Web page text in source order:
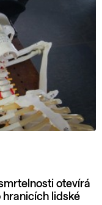
otevírá
hranicích lidské